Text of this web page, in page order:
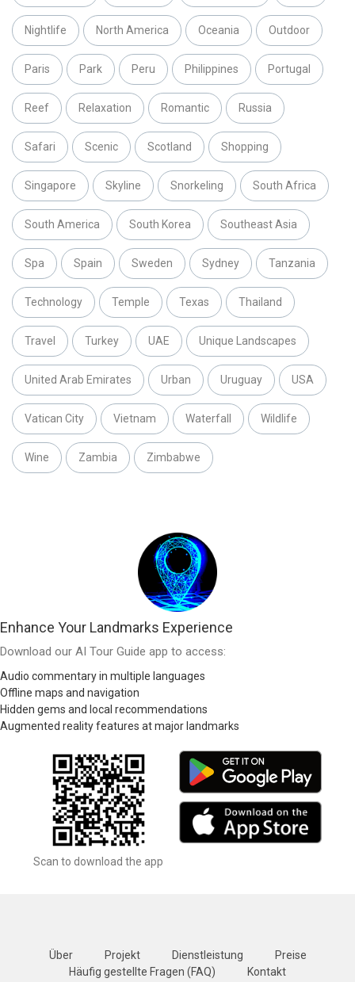
Nightlife North America Oceania Outdoor
Paris Park Peru Philippines Portugal
Reef Relaxation Romantic Russia
Safari Scenic Scotland Shopping
Singapore Skyline Snorkeling South Africa
South America South Korea Southeast Asia
Spa Spain Sweden Sydney Tanzania
Technology Temple Texas Thailand
Travel Turkey UAE Unique Landscapes
United Arab Emirates Urban Uruguay USA
Vatican City Vietnam Waterfall Wildlife
Wine Zambia Zimbabwe
Enhance Your Landmarks Experience
Download our AI Tour Guide app to access:
Audio commentary in multiple languages
Offline maps and navigation
Hidden gems and local recommendations
Augmented reality features at major landmarks
Scan to download the app
Über Projekt Dienstleistung
Preise
Häufig gestellte Fragen (FAQ)
Kontakt